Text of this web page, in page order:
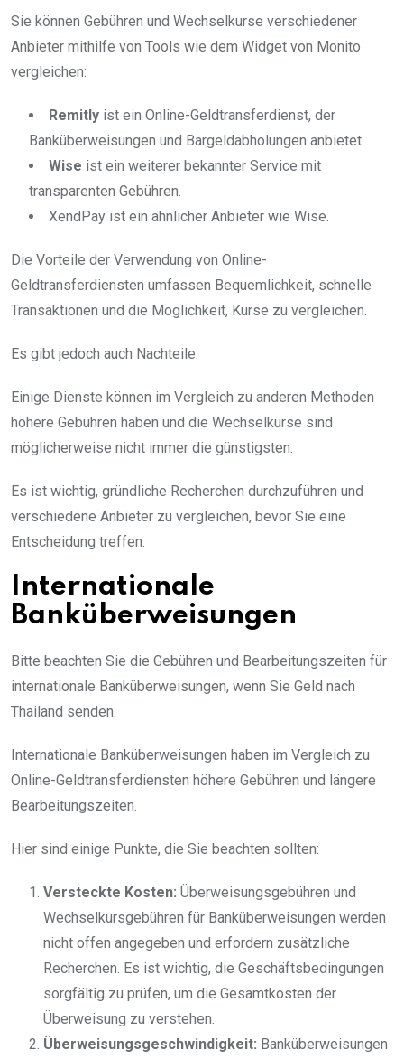
Sie können Gebühren und Wechselkurse verschiedener
Anbieter mithilfe von Tools wie dem Widget von Monito
vergleichen:
Remitly ist ein Online-Geldtransferdienst, der
Banküberweisungen und Bargeldabholungen anbietet.
Wise ist ein weiterer bekannter Service mit
transparenten Gebühren.
XendPay ist ein ähnlicher Anbieter wie Wise.
Die Vorteile der Verwendung von Online-
Geldtransferdiensten umfassen Bequemlichkeit, schnelle
Transaktionen und die Möglichkeit, Kurse zu vergleichen.
Es gibt jedoch auch Nachteile.
Einige Dienste können im Vergleich zu anderen Methoden
höhere Gebühren haben und die Wechselkurse sind
möglicherweise nicht immer die günstigsten.
Es ist wichtig, gründliche Recherchen durchzuführen und
verschiedene Anbieter zu vergleichen, bevor Sie eine
Entscheidung treffen.
Internationale
Banküberweisungen
Bitte beachten Sie die Gebühren und Bearbeitungszeiten für
internationale Banküberweisungen, wenn Sie Geld nach
Thailand senden.
Internationale Banküberweisungen haben im Vergleich zu
Online-Geldtransferdiensten höhere Gebühren und längere
Bearbeitungszeiten.
Hier sind einige Punkte, die Sie beachten sollten:
Versteckte Kosten: Überweisungsgebühren und
Wechselkursgebühren für Banküberweisungen werden
nicht offen angegeben und erfordern zusätzliche
Recherchen. Es ist wichtig, die Geschäftsbedingungen
sorgfältig zu prüfen, um die Gesamtkosten der
Überweisung zu verstehen.
Überweisungsgeschwindigkeit: Banküberweisungen